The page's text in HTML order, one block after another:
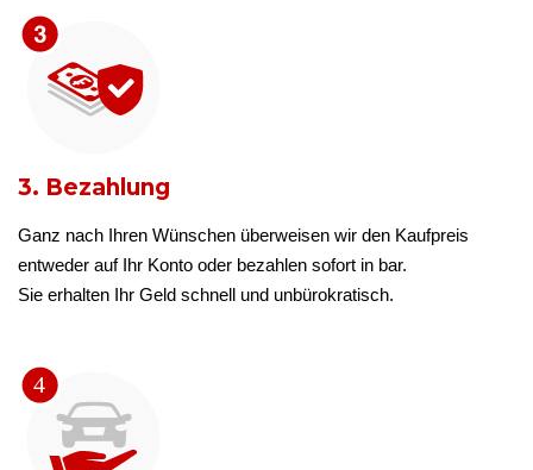
3. Bezahlung
Ganz nach Ihren Wünschen überweisen wir den Kaufpreis
entweder auf Ihr Konto oder bezahlen sofort in bar.
Sie erhalten Ihr Geld schnell und unbürokratisch.